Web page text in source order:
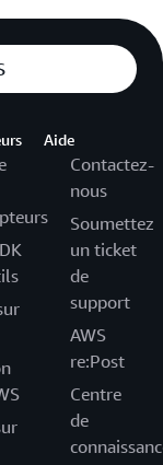
Aide
Contactez-
nous
Soumettez
un ticket
de
support
AWS
re:Post
Centre
de